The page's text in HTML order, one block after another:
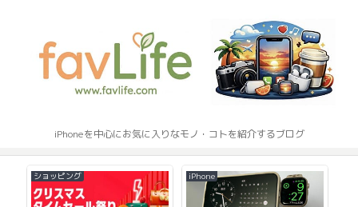
iPhoneを中心にお気に入りなモノ・コトを紹介するブログ
ショッピング iPhone